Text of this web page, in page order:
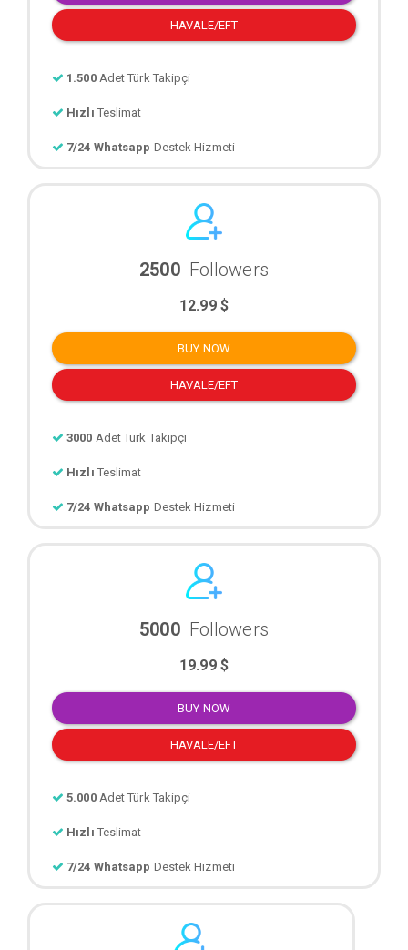
HAVALE/EFT
1.500 Adet Türk Takipçi
Hızlı Teslimat
7/24 Whatsapp Destek Hizmeti
2500 Followers
12.99 $
BUY NOW
HAVALE/EFT
3000 Adet Türk Takipçi
Hızlı Teslimat
7/24 Whatsapp Destek Hizmeti
5000 Followers
19.99 $
BUY NOW
HAVALE/EFT
5.000 Adet Türk Takipçi
Hızlı Teslimat
7/24 Whatsapp Destek Hizmeti